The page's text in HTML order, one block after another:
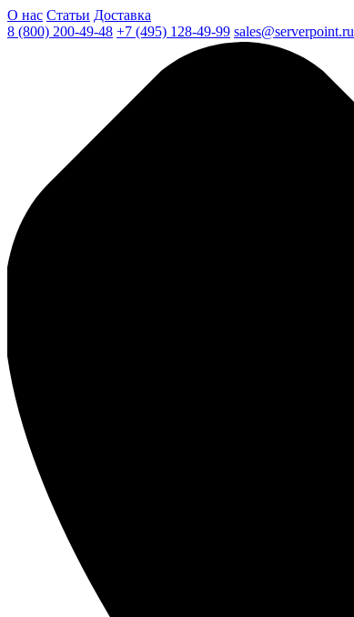
О нас Статьи Доставка
8 (800) 200-49-48 +7 (495) 128-49-99 sales@serverpoint.ru